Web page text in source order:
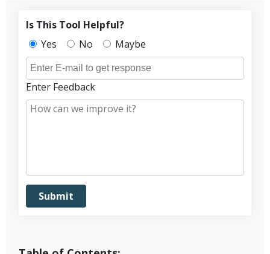
Is This Tool Helpful?
Yes
No Maybe
Enter Feedback